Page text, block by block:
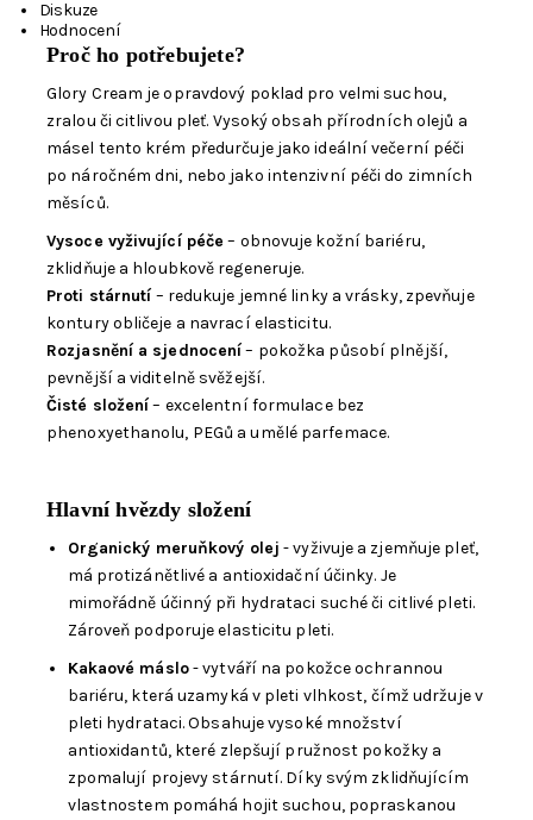
Diskuze
Hodnocení
Proč ho potřebujete?
Glory Cream je opravdový poklad pro velmi suchou,
zralou či citlivou pleť. Vysoký obsah přírodních olejů a
másel tento krém předurčuje jako ideální večerní péči
po náročném dni, nebo jako intenzivní péči do zimních
měsíců.
Vysoce vyživující péče – obnovuje kožní bariéru,
zklidňuje a hloubkově regeneruje.
Proti stárnutí – redukuje jemné linky a vrásky, zpevňuje
kontury obličeje a navrací elasticitu.
Rozjasnění a sjednocení– pokožka působí plnější,
pevnější a viditelně svěžejší.
Čisté složení– excelentní formulace bez
phenoxyethanolu, PEGů a umělé parfemace.
Hlavní hvězdy složení
Organický meruňkový olej - vyživuje a zjemňuje pleť,
má protizánětlivé a antioxidační účinky. Je
mimořádně účinný při hydrataci suché či citlivé pleti.
Zároveň podporuje elasticitu pleti.
Kakaové máslo- vytváří na pokožce ochrannou
bariéru, která uzamyká v pleti vlhkost, čímž udržuje v
pleti hydrataci. Obsahuje vysoké množství
antioxidantů, které zlepšují pružnost pokožky a
zpomalují projevy stárnutí. Díky svým zklidňujícím
vlastnostem pomáhá hojit suchou, popraskanou